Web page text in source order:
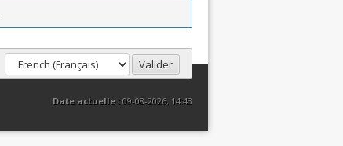
Date actuelle :09-08-2026, 14:43